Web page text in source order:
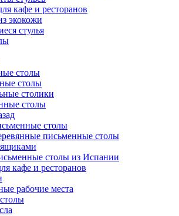
кафе и ресторанов
экокожи
стулья
столы
столы
столики
столы
столы
письменные столы
столы из Испании
кафе и ресторанов
рабочие места